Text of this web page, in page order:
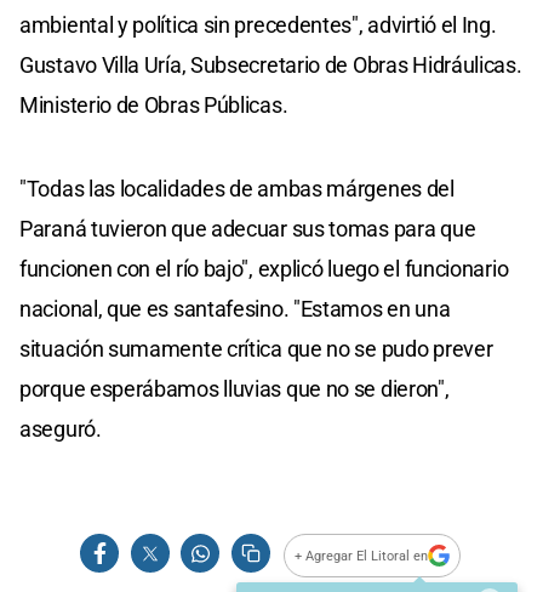
ambiental y política sin precedentes", advirtió el Ing.
Gustavo Villa Uría, Subsecretario de Obras Hidráulicas.
Ministerio de Obras Públicas.
"Todas las localidades de ambas márgenes del
Paraná tuvieron que adecuar sus tomas para que
funcionen con el río bajo", explicó luego el funcionario
nacional, que es santafesino. "Estamos en una
situación sumamente crítica que no se pudo prever
porque esperábamos lluvias que no se dieron",
aseguró.
+ Agregar El Litoral en